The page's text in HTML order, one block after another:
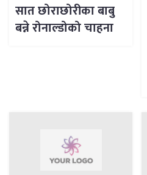
सात छोराछोरीका बाबु
बन्ने रोनाल्डोको चाहना